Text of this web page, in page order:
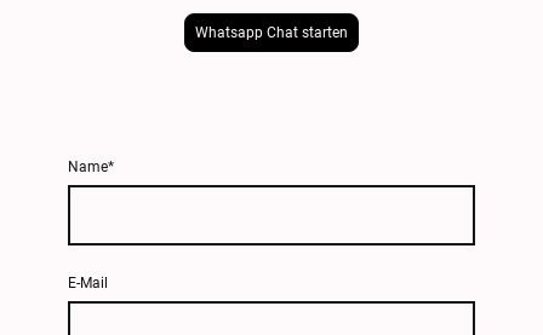
Whatsapp Chat starten
Name*
E-Mail